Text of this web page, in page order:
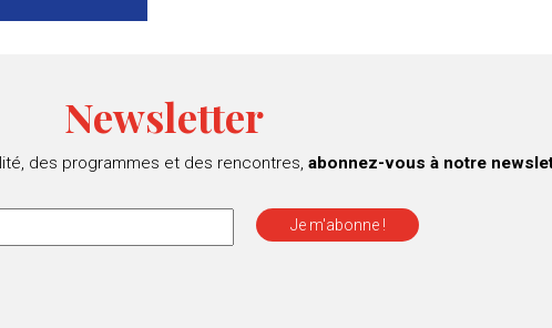
Newsletter
des programmes et des rencontres, abonnez-vous à notre